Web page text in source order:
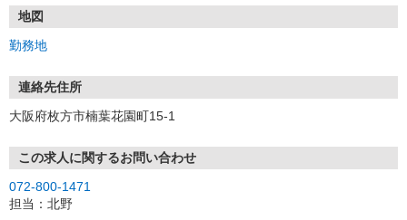
地図
勤務地
連絡先住所
大阪府枚方市楠葉花園町15-1
この求人に関するお問い合わせ
072-800-1471
担当：北野